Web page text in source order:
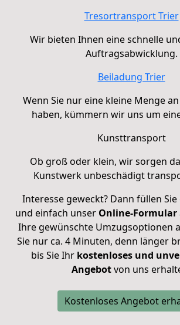
Tresortransport Trier
Wir bieten Ihnen eine schnelle
Auftragsabwicklung.
Beiladung Trier
Wenn Sie nur eine kleine Menge
haben, kümmern wir uns um
Kunsttransport
Ob groß oder klein, wir sorgen
Kunstwerk unbeschädigt
Interesse geweckt? Dann füllen
und einfach unser Online-Formular
Ihre gewünschte Umzugsoptionen
Sie nur ca. 4 Minuten, denn länger
bis Sie Ihr kostenloses und
Angebotvon uns
Kostenloses Angebot